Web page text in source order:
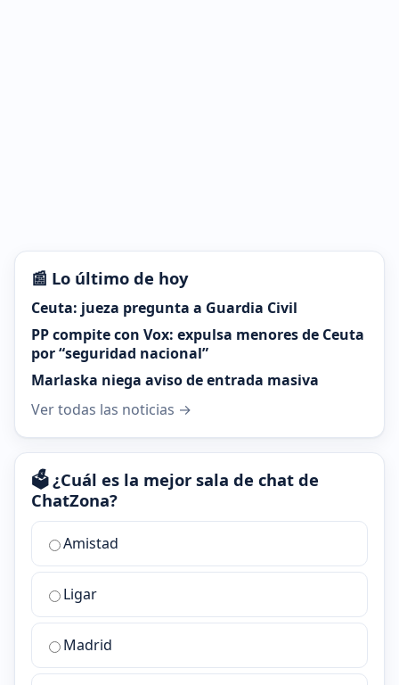
📰 Lo último de hoy
Ceuta: jueza pregunta a Guardia Civil
PP compite con Vox: expulsa menores de Ceuta
por “seguridad nacional”
Marlaska niega aviso de entrada masiva
Ver todas las noticias →
🗳️ ¿Cuál es la mejor sala de chat de
ChatZona?
¿Cuál
la
mejor
sala
chat
Amistad
Ligar
Madrid